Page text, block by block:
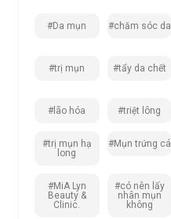
#Da mụn #chăm sóc da
#trị mụn #tẩy da chết
#lão hóa #triệt lông
#trị mụn hạ
long
#Mụn trứng cá
#MiA Lyn
Beauty &
Clinic.
#có nên lấy
nhân mụn
không